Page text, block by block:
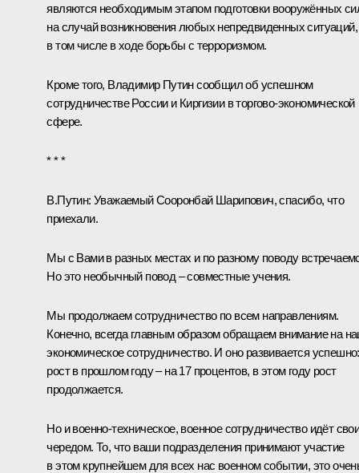
являются необходимым этапом подготовки вооружённых
на случай возникновения любых непредвиденных ситуаций,
в том числе в ходе борьбы с терроризмом.
Кроме того, Владимир Путин сообщил об успешном
сотрудничестве России и Киргизии в торгово-экономической
сфере.
* * *
В.Путин: Уважаемый Сооронбай Шарипович, спасибо, что
приехали.
Мы с Вами в разных местах и по разному поводу
Но это необычный повод – совместные учения.
Мы продолжаем сотрудничество по всем направлениям.
Конечно, всегда главным образом обращаем внимание на
экономическое сотрудничество. И оно развивается успешно:
рост в прошлом году – на 17 процентов, в этом году рост
продолжается.
Но и военно-техническое, военное сотрудничество идёт
чередом. То, что ваши подразделения принимают участие
в этом крупнейшем для всех нас военном событии, это